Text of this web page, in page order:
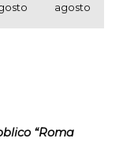
“Roma
agosto